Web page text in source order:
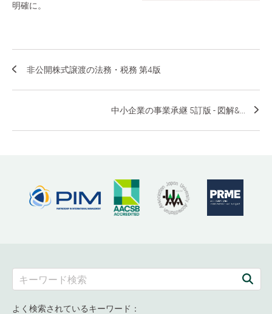
明確に。
非公開株式譲渡の法務・税務 第4版
中小企業の事業承継 5訂版 - 図解&...
よく検索されているキーワード：